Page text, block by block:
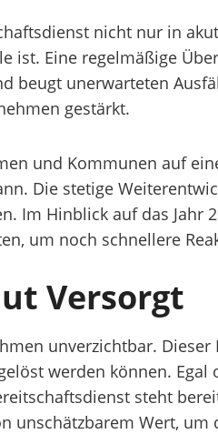
nicht nur in
ist. Eine regelmäßige
beugt unerwarteten
gestärkt.
und Kommunen auf
Die stetige
Im Hinblick auf das Jahr
um noch schnellere
Versorgt
unverzichtbar.
werden können. Egal
steht
unschätzbarem Wert, um